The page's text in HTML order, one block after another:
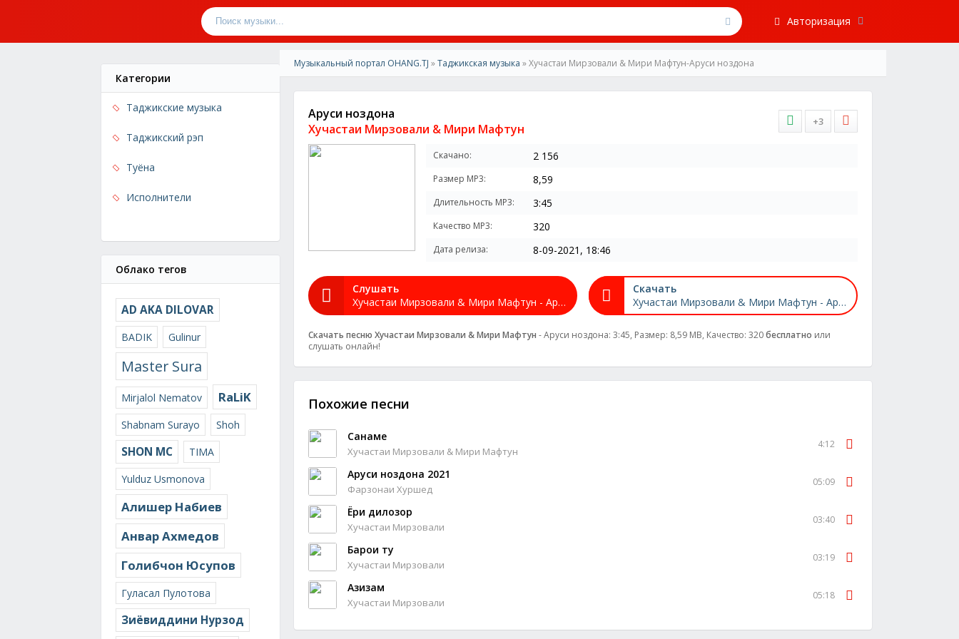
Авторизация
Категории
Таджикские музыка
Таджикский рэп
Туёна
Исполнители
Облако тегов
AD AKA DILOVAR
BADIK Gulinur
Master Sura
Mirjalol Nematov RaLiK
Shabnam Surayo Shoh
SHON MC
TIMA
Yulduz Usmonova
Алишер Набиев
Анвар Ахмедов
Голибчон Юсупов
Гуласал Пулотова
Зиёвиддини Нурзод
Музыкальный портал OHANG.TJ »Таджикская музыка » Хучастаи Мирзовали & Мири Мафтун-Аруси ноздона
Аруси ноздона
Хучастаи Мирзовали & Мири Мафтун
+3
Скачано: 2 156
Размер MP3: 8,59
Длительность MP3: 3:45
Качество MP3: 320
Дата релиза: 8-09-2021, 18:46
Слушать
Хучастаи Мирзовали & Мири Мафтун - Аруси ноздона
Скачать
Хучастаи Мирзовали & Мири Мафтун - Аруси ноздона
Скачать песню Хучастаи Мирзовали & Мири Мафтун - Аруси ноздона: 3:45, Размер: 8,59 MB, Качество: 320бесплатно или
слушать онлайн!
Похожие песни
Санаме
Хучастаи Мирзовали & Мири Мафтун
4:12
Аруси ноздона 2021
Фарзонаи Хуршед
05:09
Ёри дилозор
Хучастаи Мирзовали
03:40
Барои ту
Хучастаи Мирзовали
03:19
Азизам
Хучастаи Мирзовали
05:18